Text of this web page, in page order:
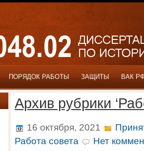
ПОРЯДОК РАБОТЫ ЗАЩИТЫ ВАК
Архив рубрики
16 октября, 2021
Работа совета
Нет